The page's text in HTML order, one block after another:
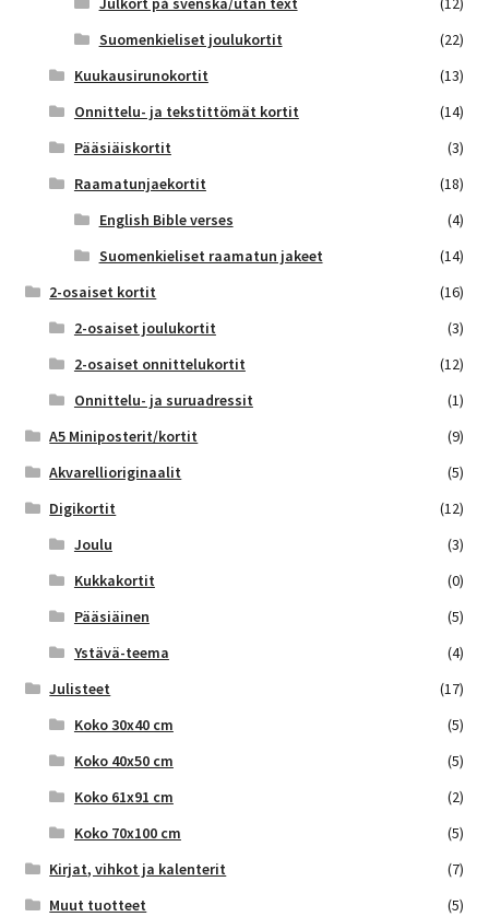
Suomenkieliset joulukortit
(22)
Kuukausirunokortit
(13)
Onnittelu- ja tekstittömät kortit
(14)
Pääsiäiskortit
(3)
Raamatunjaekortit
(18)
English Bible verses
(4)
Suomenkieliset raamatun jakeet
(14)
2-osaiset kortit
(16)
2-osaiset joulukortit
(3)
2-osaiset onnittelukortit
(12)
Onnittelu- ja suruadressit
(1)
A5 Miniposterit/kortit
(9)
Akvarellioriginaalit
(5)
Digikortit
(12)
Joulu
(3)
Kukkakortit
(0)
Pääsiäinen
(5)
Ystävä-teema
(4)
Julisteet
(17)
Koko 30x40 cm
(5)
Koko 40x50 cm
(5)
Koko 61x91 cm
(2)
Koko 70x100 cm
(5)
Kirjat, vihkot ja kalenterit
(7)
Muut tuotteet
(5)